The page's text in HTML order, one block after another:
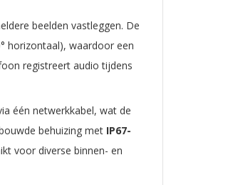
beelden vastleggen. De
horizontaal), waardoor een
registreert audio tijdens
één netwerkkabel, wat de
behuizing met IP67-
voor diverse binnen- en